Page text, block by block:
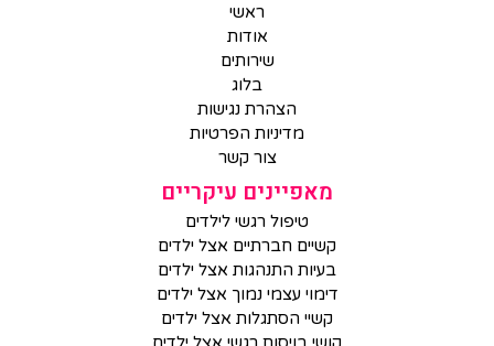
ראשי
אודות
שירותים
בלוג
הצהרת נגישות
מדיניות הפרטיות
צור קשר
מאפיינים עיקריים
טיפול רגשי לילדים
קשיים חברתיים אצל ילדים
בעיות התנהגות אצל ילדים
דימוי עצמי נמוך אצל ילדים
קשיי הסתגלות אצל ילדים